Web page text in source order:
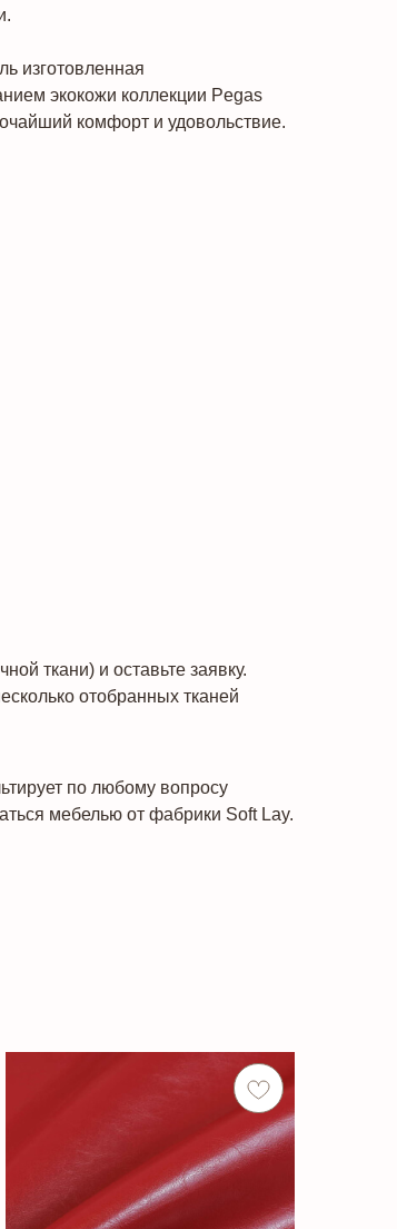
изготовленная
экокожи коллекции Pegas
комфорт и удовольствие.
ткани) и оставьте заявку.
отобранных тканей
по любому вопросу
мебелью от фабрики Soft Lay.